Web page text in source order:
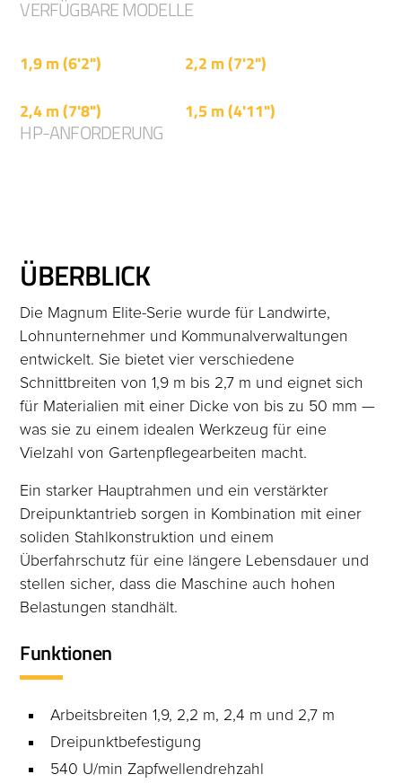
VERFÜGBARE MODELLE
1,9 m (6'2") 2,2 m (7'2")
2,4 m (7'8") 1,5 m (4'11")
HP-ANFORDERUNG
ÜBERBLICK
Die Magnum Elite-Serie wurde für Landwirte,
Lohnunternehmer und Kommunalverwaltungen
entwickelt. Sie bietet vier verschiedene
Schnittbreiten von 1,9 m bis 2,7 m und eignet sich
für Materialien mit einer Dicke von bis zu 50 mm —
was sie zu einem idealen Werkzeug für eine
Vielzahl von Gartenpflegearbeiten macht.
Ein starker Hauptrahmen und ein verstärkter
Dreipunktantrieb sorgen in Kombination mit einer
soliden Stahlkonstruktion und einem
Überfahrschutz für eine längere Lebensdauer und
stellen sicher, dass die Maschine auch hohen
Belastungen standhält.
Funktionen
Arbeitsbreiten 1,9, 2,2 m, 2,4 m und 2,7 m
Dreipunktbefestigung
540 U/min Zapfwellendrehzahl